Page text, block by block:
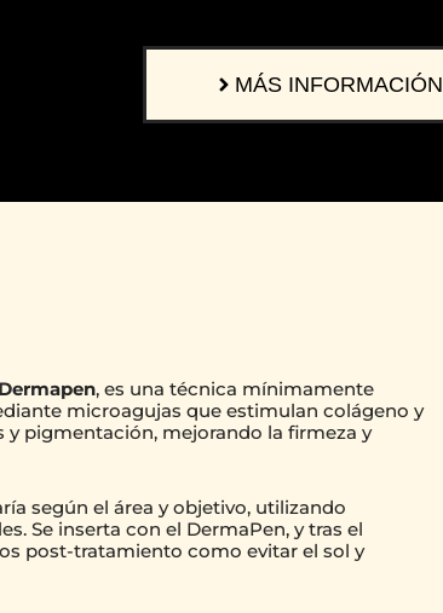
MÁS INFORMACIÓN
, es una técnica mínimamente
microagujas que estimulan colágeno y
y pigmentación, mejorando la firmeza y
según el área y objetivo, utilizando
Se inserta con el DermaPen, y tras el
post-tratamiento como evitar el sol y